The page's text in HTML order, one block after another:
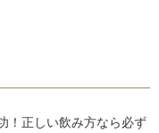
！正しい飲み方なら必ず